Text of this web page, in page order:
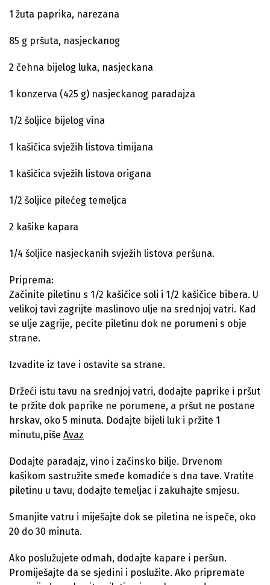
1 žuta paprika, narezana
85 g pršuta, nasjeckanog
2 čehna bijelog luka, nasjeckana
1 konzerva (425 g) nasjeckanog paradajza
1/2 šoljice bijelog vina
1 kašičica svježih listova timijana
1 kašičica svježih listova origana
1/2 šoljice pilećeg temeljca
2 kašike kapara
1/4 šoljice nasjeckanih svježih listova peršuna.
Priprema:
Začinite piletinu s 1/2 kašičice soli i 1/2 kašičice bibera. U
velikoj tavi zagrijte maslinovo ulje na srednjoj vatri. Kad
se ulje zagrije, pecite piletinu dok ne porumeni s obje
strane.
Izvadite iz tave i ostavite sa strane.
Držeći istu tavu na srednjoj vatri, dodajte paprike i pršut
te pržite dok paprike ne porumene, a pršut ne postane
hrskav, oko 5 minuta. Dodajte bijeli luk i pržite 1
minutu,piše Avaz
Dodajte paradajz, vino i začinsko bilje. Drvenom
kašikom sastružite smeđe komadiće s dna tave. Vratite
piletinu u tavu, dodajte temeljac i zakuhajte smjesu.
Smanjite vatru i miješajte dok se piletina ne ispeče, oko
20 do 30 minuta.
Ako poslužujete odmah, dodajte kapare i peršun.
Promiješajte da se sjedini i poslužite. Ako pripremate